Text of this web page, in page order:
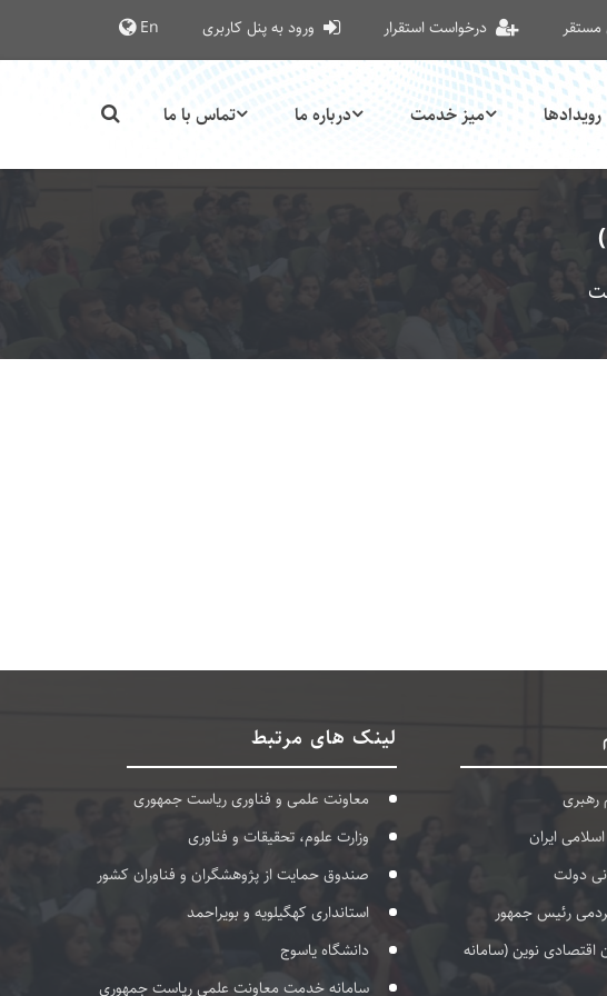
مستقر درخواست استقرار ورود به پنل کاربری En
رویدادها میز خدمت درباره ما تماس با ما
رهبری
ایران
دولت
رئیس جمهور
نوین (سامانه
لینک های مرتبط
معاونت علمی و فناوری ریاست جمهوری
وزارت علوم، تحقیقات و فناوری
صندوق حمایت از پژوهشگران و فناوران کشور
استانداری کهگیلویه و بویراحمد
دانشگاه یاسوج
سامانه خدمت معاونت علمی ریاست جمهوری